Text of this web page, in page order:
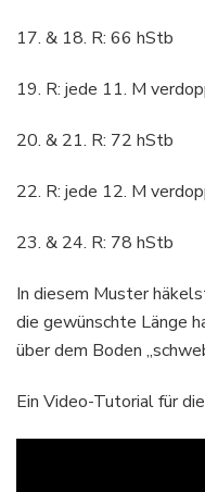
17. & 18. R: 66 hStb
19. R: jede 11. M
20. & 21. R: 72 hStb
22. R: jede 12. M
23. & 24. R: 78 hStb
In diesem Muster
die gewünschte Länge
über dem Boden
Ein Video-Tutorial für